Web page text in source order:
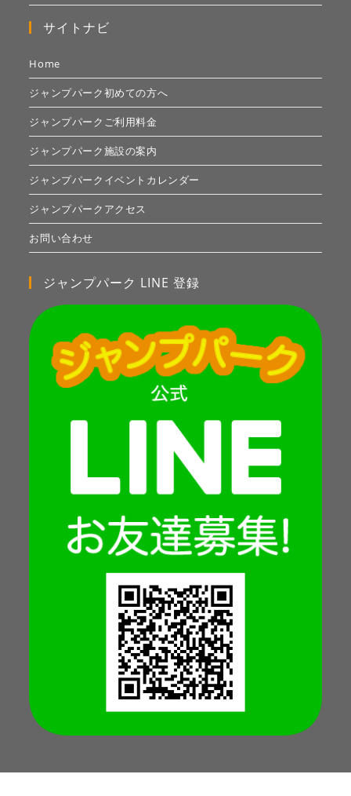
サイトナビ
Home
ジャンプパーク初めての方へ
ジャンプパークご利用料金
ジャンプパーク施設の案内
ジャンプパークイベントカレンダー
ジャンプパークアクセス
お問い合わせ
ジャンプパーク LINE 登録